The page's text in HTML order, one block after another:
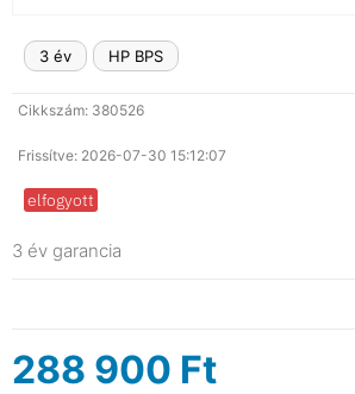
3 év HP BPS
Cikkszám: 380526
Frissítve: 2026-07-30 15:12:07
elfogyott
3 év garancia
288 900 Ft